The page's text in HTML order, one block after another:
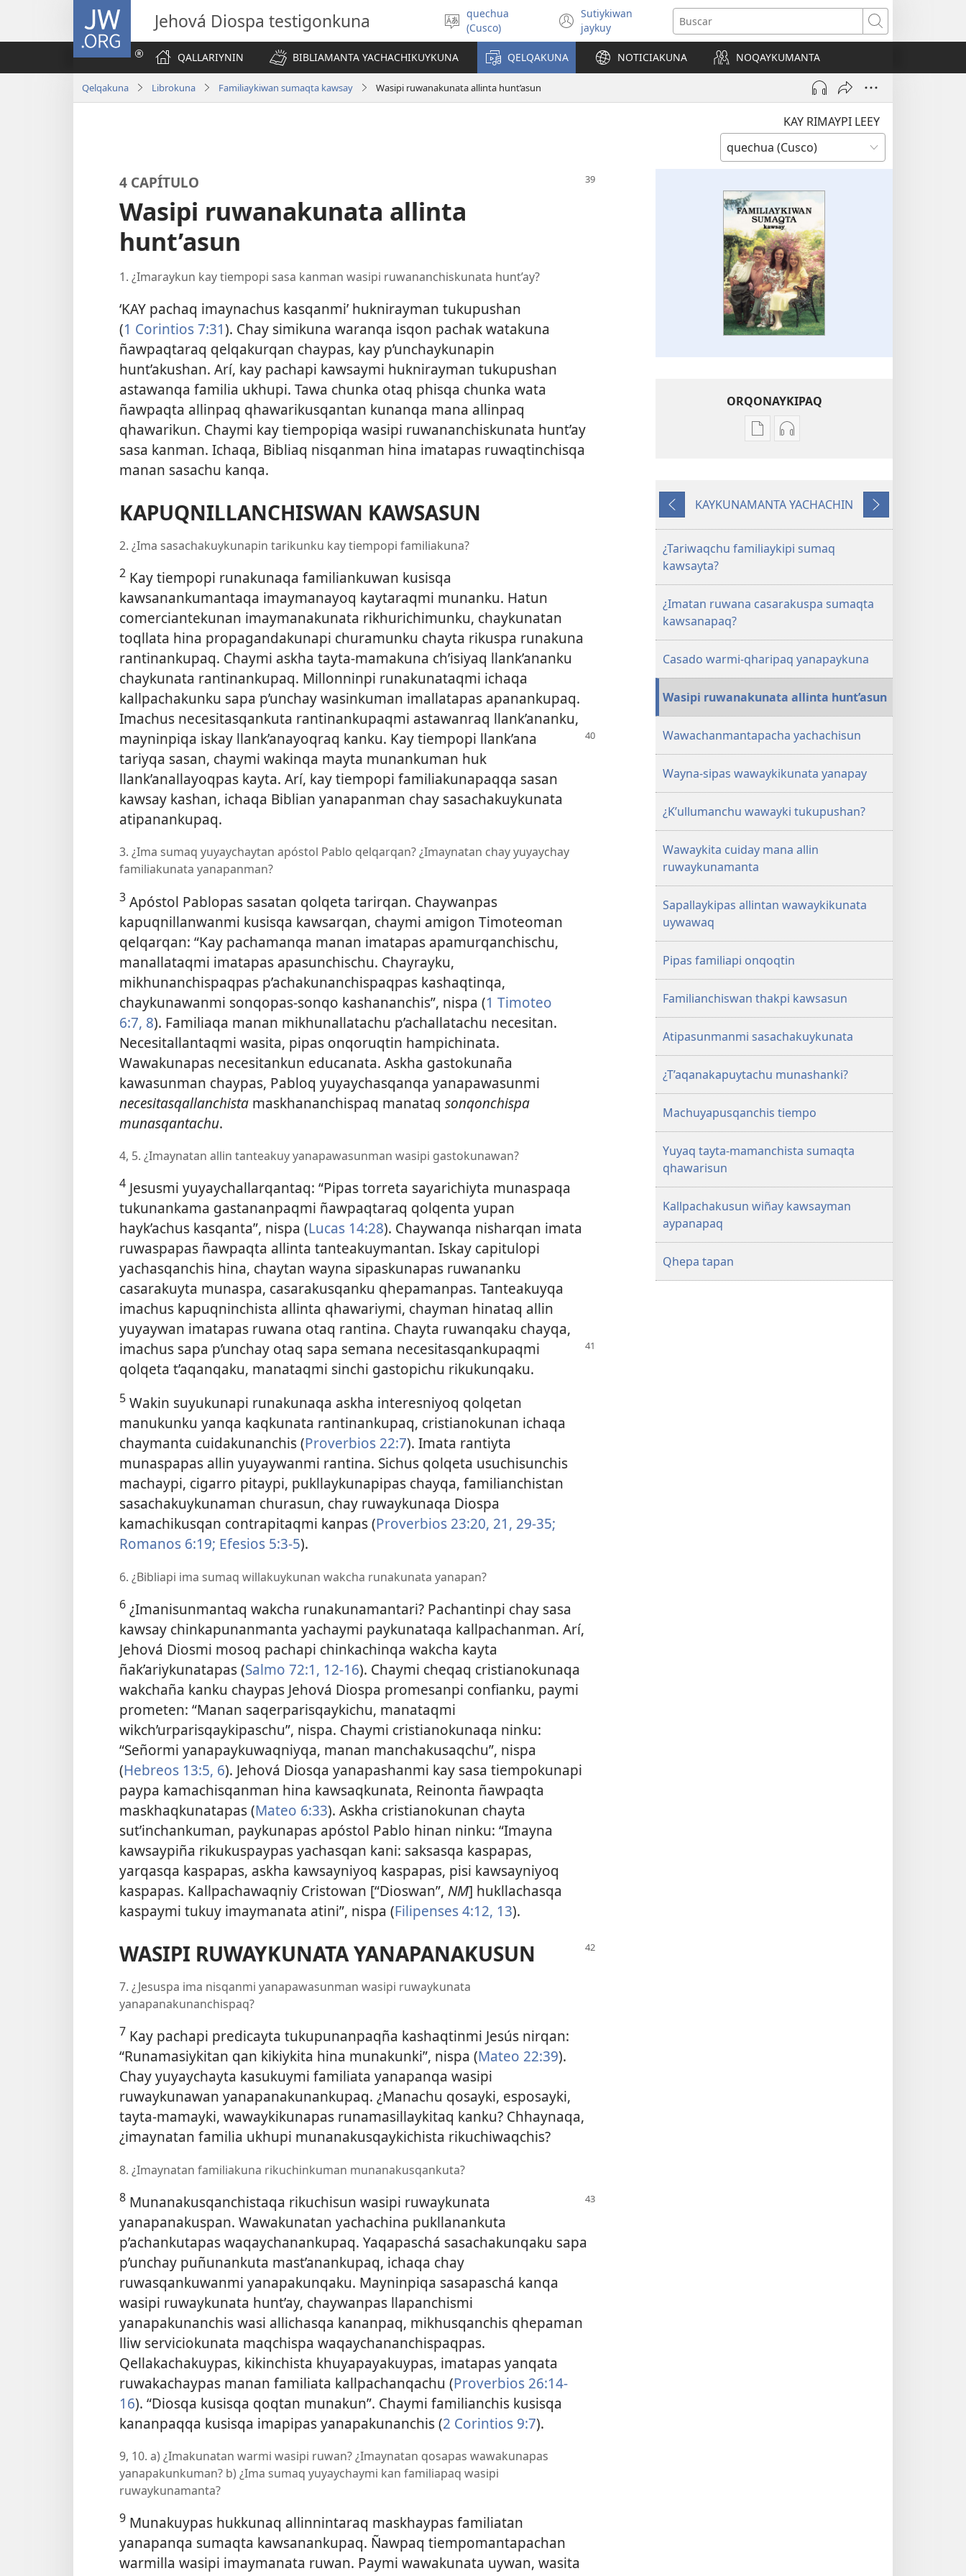
JW.ORG
Jehová Diospa testigonkuna
Simita
akllay
quechua
(Cusco)
Sutiykiwan
jaykuy(abre
una
nueva
ventana)
Buscar
QALLARIYNIN BIBLIAMANTA YACHACHIKUYKUNA QELQAKUNA NOTICIAKUNA NOQAYKUMANTA
Qelqakuna Librokuna Familiaykiwan sumaqta kawsay Wasipi ruwanakunata allinta hunt’asun
KAY RIMAYPI LEEY
4 CAPÍTULO
Wasipi ruwanakunata allinta
hunt’asun
1. ¿Imaraykun kay tiempopi sasa kanman wasipi ruwananchiskunata hunt’ay?
‘KAY pachaq imaynachus kasqanmi’ huknirayman tukupushan
(1 Corintios 7:31). Chay simikuna waranqa isqon pachak watakuna
ñawpaqtaraq qelqakurqan chaypas, kay p’unchaykunapin
hunt’akushan. Arí, kay pachapi kawsaymi huknirayman tukupushan
astawanqa familia ukhupi. Tawa chunka otaq phisqa chunka wata
ñawpaqta allinpaq qhawarikusqantan kunanqa mana allinpaq
qhawarikun. Chaymi kay tiempopiqa wasipi ruwananchiskunata hunt’ay
sasa kanman. Ichaqa, Bibliaq nisqanman hina imatapas ruwaqtinchisqa
manan sasachu kanqa.
KAPUQNILLANCHISWAN KAWSASUN
2. ¿Ima sasachakuykunapin tarikunku kay tiempopi familiakuna?
2 Kay tiempopi runakunaqa familiankuwan kusisqa
kawsanankumantaqa imaymanayoq kaytaraqmi munanku. Hatun
comerciantekunan imaymanakunata rikhurichimunku, chaykunatan
toqllata hina propagandakunapi churamunku chayta rikuspa runakuna
rantinankupaq. Chaymi askha tayta-mamakuna ch’isiyaq llank’ananku
chaykunata rantinankupaq. Millonninpi runakunataqmi ichaqa
kallpachakunku sapa p’unchay wasinkuman imallatapas apanankupaq.
Imachus necesitasqankuta rantinankupaqmi astawanraq llank’ananku,
mayninpiqa iskay llank’anayoqraq kanku. Kay tiempopi llank’ana
tariyqa sasan, chaymi wakinqa mayta munankuman huk
llank’anallayoqpas kayta. Arí, kay tiempopi familiakunapaqqa sasan
kawsay kashan, ichaqa Biblian yanapanman chay sasachakuykunata
atipanankupaq.
3. ¿Ima sumaq yuyaychaytan apóstol Pablo qelqarqan? ¿Imaynatan chay yuyaychay
familiakunata yanapanman?
3 Apóstol Pablopas sasatan qolqeta tarirqan. Chaywanpas
kapuqnillanwanmi kusisqa kawsarqan, chaymi amigon Timoteoman
qelqarqan: “Kay pachamanqa manan imatapas apamurqanchischu,
manallataqmi imatapas apasunchischu. Chayrayku,
mikhunanchispaqpas p’achakunanchispaqpas kashaqtinqa,
chaykunawanmi sonqopas-sonqo kashananchis”, nispa (1 Timoteo
6:7, 8). Familiaqa manan mikhunallatachu p’achallatachu necesitan.
Necesitallantaqmi wasita, pipas onqoruqtin hampichinata.
Wawakunapas necesitankun educanata. Askha gastokunaña
kawasunman chaypas, Pabloq yuyaychasqanqa yanapawasunmi
necesitasqallanchista maskhananchispaq manataq sonqonchispa
munasqantachu.
4, 5. ¿Imaynatan allin tanteakuy yanapawasunman wasipi gastokunawan?
4 Jesusmi yuyaychallarqantaq: “Pipas torreta sayarichiyta munaspaqa
tukunankama gastananpaqmi ñawpaqtaraq qolqenta yupan
hayk’achus kasqanta”, nispa (Lucas 14:28). Chaywanqa nisharqan imata
ruwaspapas ñawpaqta allinta tanteakuymantan. Iskay capitulopi
yachasqanchis hina, chaytan wayna sipaskunapas ruwananku
casarakuyta munaspa, casarakusqanku qhepamanpas. Tanteakuyqa
imachus kapuqninchista allinta qhawariymi, chayman hinataq allin
yuyaywan imatapas ruwana otaq rantina. Chayta ruwanqaku chayqa,
imachus sapa p’unchay otaq sapa semana necesitasqankupaqmi
qolqeta t’aqanqaku, manataqmi sinchi gastopichu rikukunqaku.
5 Wakin suyukunapi runakunaqa askha interesniyoq qolqetan
manukunku yanqa kaqkunata rantinankupaq, cristianokunan ichaqa
chaymanta cuidakunanchis (Proverbios 22:7). Imata rantiyta
munaspapas allin yuyaywanmi rantina. Sichus qolqeta usuchisunchis
machaypi, cigarro pitaypi, pukllaykunapipas chayqa, familianchistan
sasachakuykunaman churasun, chay ruwaykunaqa Diospa
kamachikusqan contrapitaqmi kanpas (Proverbios 23:20, 21, 29-35;
Romanos 6:19; Efesios 5:3-5).
6. ¿Bibliapi ima sumaq willakuykunan wakcha runakunata yanapan?
6 ¿Imanisunmantaq wakcha runakunamantari? Pachantinpi chay sasa
kawsay chinkapunanmanta yachaymi paykunataqa kallpachanman. Arí,
Jehová Diosmi mosoq pachapi chinkachinqa wakcha kayta
ñak’ariykunatapas (Salmo 72:1, 12-16). Chaymi cheqaq cristianokunaqa
wakchaña kanku chaypas Jehová Diospa promesanpi confianku, paymi
prometen: “Manan saqerparisqaykichu, manataqmi
wikch’urparisqaykipaschu”, nispa. Chaymi cristianokunaqa ninku:
“Señormi yanapaykuwaqniyqa, manan manchakusaqchu”, nispa
(Hebreos 13:5, 6). Jehová Diosqa yanapashanmi kay sasa tiempokunapi
paypa kamachisqanman hina kawsaqkunata, Reinonta ñawpaqta
maskhaqkunatapas (Mateo 6:33). Askha cristianokunan chayta
sut’inchankuman, paykunapas apóstol Pablo hinan ninku: “Imayna
kawsaypiña rikukuspaypas yachasqan kani: saksasqa kaspapas,
yarqasqa kaspapas, askha kawsayniyoq kaspapas, pisi kawsayniyoq
kaspapas. Kallpachawaqniy Cristowan [“Dioswan”, NM] hukllachasqa
kaspaymi tukuy imaymanata atini”, nispa (Filipenses 4:12, 13).
WASIPI RUWAYKUNATA YANAPANAKUSUN
7. ¿Jesuspa ima nisqanmi yanapawasunman wasipi ruwaykunata
yanapanakunanchispaq?
7 Kay pachapi predicayta tukupunanpaqña kashaqtinmi Jesús nirqan:
“Runamasiykitan qan kikiykita hina munakunki”, nispa (Mateo 22:39).
Chay yuyaychayta kasukuymi familiata yanapanqa wasipi
ruwaykunawan yanapanakunankupaq. ¿Manachu qosayki, esposayki,
tayta-mamayki, wawaykikunapas runamasillaykitaq kanku? Chhaynaqa,
¿imaynatan familia ukhupi munanakusqaykichista rikuchiwaqchis?
8. ¿Imaynatan familiakuna rikuchinkuman munanakusqankuta?
8 Munanakusqanchistaqa rikuchisun wasipi ruwaykunata
yanapanakuspan. Wawakunatan yachachina pukllanankuta
p’achankutapas waqaychanankupaq. Yaqapaschá sasachakunqaku sapa
p’unchay puñunankuta mast’anankupaq, ichaqa chay
ruwasqankuwanmi yanapakunqaku. Mayninpiqa sasapaschá kanqa
wasipi ruwaykunata hunt’ay, chaywanpas llapanchismi
yanapakunanchis wasi allichasqa kananpaq, mikhusqanchis qhepaman
lliw serviciokunata maqchispa waqaychananchispaqpas.
Qellakachakuypas, kikinchista khuyapayakuypas, imatapas yanqata
ruwakachaypas manan familiata kallpachanqachu (Proverbios 26:14-
16). “Diosqa kusisqa qoqtan munakun”. Chaymi familianchis kusisqa
kananpaqqa kusisqa imapipas yanapakunanchis (2 Corintios 9:7).
9, 10. a) ¿Imakunatan warmi wasipi ruwan? ¿Imaynatan qosapas wawakunapas
yanapakunkuman? b) ¿Ima sumaq yuyaychaymi kan familiapaq wasipi
ruwaykunamanta?
9 Munakuypas hukkunaq allinnintaraq maskhaypas familiatan
yanapanqa sumaqta kawsanankupaq. Ñawpaq tiempomantapachan
warmilla wasipi imaymanata ruwan. Paymi wawakunata uywan, wasita
ORQONAYKIPAQ
Kaypi
sumaqta
Kaypin
Familiaykiwan
kawsay
Kutiy
KAYKUNAMANTA YACHACHIN
Qatimuq
¿Tariwaqchu familiaykipi sumaq
kawsayta?
¿Imatan ruwana casarakuspa sumaqta
kawsanapaq?
Casado warmi-qharipaq yanapaykuna
Wasipi ruwanakunata allinta hunt’asun
Wawachanmantapacha yachachisun
Wayna-sipas wawaykikunata yanapay
¿K’ullumanchu wawayki tukupushan?
Wawaykita cuiday mana allin
ruwaykunamanta
Sapallaykipas allintan wawaykikunata
uywawaq
Pipas familiapi onqoqtin
Familianchiswan thakpi kawsasun
Atipasunmanmi sasachakuykunata
¿T’aqanakapuytachu munashanki?
Machuyapusqanchis tiempo
Yuyaq tayta-mamanchista sumaqta
qhawarisun
Kallpachakusun wiñay kawsayman
aypanapaq
Qhepa tapan